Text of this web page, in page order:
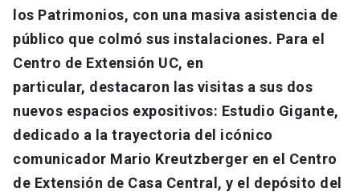
los Patrimonios, con una masiva asistencia de
público que colmó sus instalaciones. Para el
Centro de Extensión UC, en
particular, destacaron las visitas a sus dos
nuevos espacios expositivos: Estudio Gigante,
dedicado a la trayectoria del icónico
comunicador Mario Kreutzberger en el Centro
de Extensión de Casa Central, y el depósito del